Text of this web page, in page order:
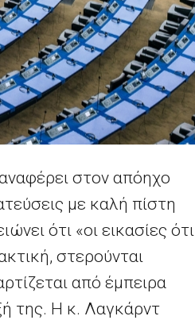
στον απόηχο
με καλή πίστη
ότι «οι εικασίες ότι
στερούνται
από έμπειρα
της. Η κ. Λαγκάρντ